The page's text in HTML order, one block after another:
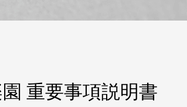
重要事項説明書